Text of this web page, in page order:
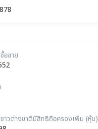
อขาย
าวต่างชาติมีสิทธิถือครองเพิ่ม (หุ้น)